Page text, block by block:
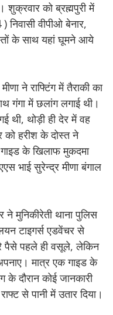
शुक्रवार को ब्रह्मपुरी में
निवासी वीपीओ बेनार,
के साथ यहां घूमने आये
ने राफ्टिंग में तैराकी का
गंगा में छलांग लगाई थी।
थोड़ी ही देर में वह
को हरीश के दोस्त ने
के खिलाफ मुकदमा
भाई सुरेन्द्र मीणा बंगाल
ने मुनिकीरेती थाना पुलिस
टाइगर्स एडवेंचर से
पैसे पहले ही वसूले, लेकिन
मात्र एक गाइड के
के दौरान कोई जानकारी
से पानी में उतार दिया।